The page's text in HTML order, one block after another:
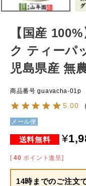
【国産
ク ティーパ
児島県産 無
商品番号 guavacha-01p
5.00 （
メール便
¥
[ 40 ポイント進呈]
14時までのご注文